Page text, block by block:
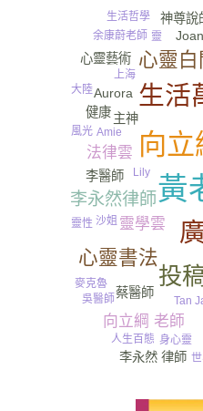
黃
向立
生活
投
心靈白
心靈書法
李永然律師
靈學雲
向立綱 老師
法律雲
李醫師
神尊說
蔡醫師
主神
李永然 律師
Aurora
健康
心靈藝術
Tan
上海
Lily
沙姐
余康蔚老師
風光
吳醫師
生活哲學
麥克魯
人生百態
大陸
身心靈
靈
靈性
Amie